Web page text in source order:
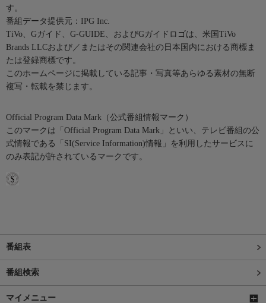
す。
番組データ提供元：IPG Inc.
TiVo、Gガイド、G-GUIDE、およびGガイドロゴは、米国TiVo
Brands LLCおよび／またはその関連会社の日本国内における商標ま
たは登録商標です。
このホームページに掲載している記事・写真等あらゆる素材の無断
複写・転載を禁じます。
Official Program Data Mark（公式番組情報マーク）
このマークは「Official Program Data Mark」といい、テレビ番組の公
式情報である「SI(Service Information)情報」を利用したサービスに
のみ表記が許されているマークです。
番組表
番組検索
マイメニュー